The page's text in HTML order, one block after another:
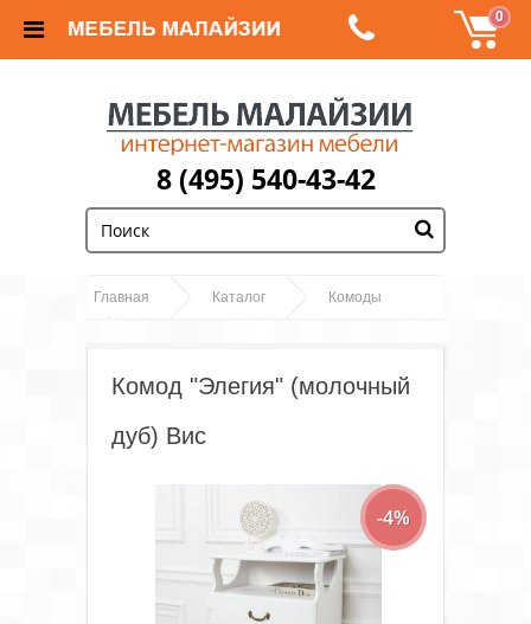
0
8 (495) 540-43-42
Главная Каталог Комоды
Комод "Элегия" (молочный
дуб) Вис
-4%